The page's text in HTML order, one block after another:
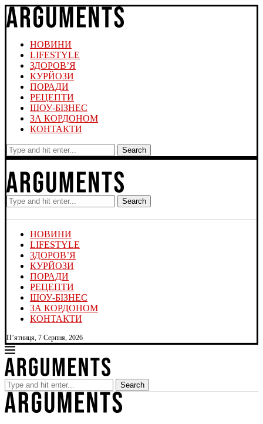
НОВИНИ
LIFESTYLE
ЗДОРОВ’Я
КУРЙОЗИ
ПОРАДИ
РЕЦЕПТИ
ШОУ-БІЗНЕС
ЗА КОРДОНОМ
КОНТАКТИ
Search
Search
НОВИНИ
LIFESTYLE
ЗДОРОВ’Я
КУРЙОЗИ
ПОРАДИ
РЕЦЕПТИ
ШОУ-БІЗНЕС
ЗА КОРДОНОМ
КОНТАКТИ
П’ятниця, 7 Серпня, 2026
Search